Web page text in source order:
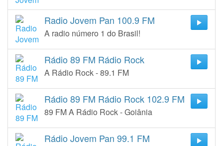
Radio Jovem Pan 100.9 FM
A radio número 1 do Brasil!
Rádio 89 FM Rádio Rock
A Rádio Rock - 89.1 FM
Rádio 89 FM Rádio Rock 102.9 FM
89 FM A Rádio Rock - Goiânia
Rádio Jovem Pan 99.1 FM